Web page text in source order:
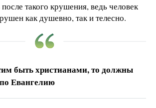
такого крушения, ведь человек
как душевно, так и телесно.
быть христианами, то должны
Евангелию